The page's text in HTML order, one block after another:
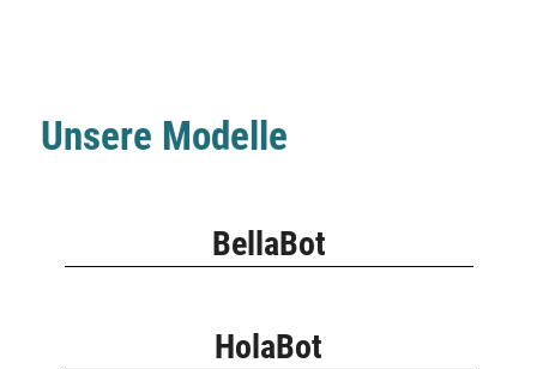
Unsere Modelle
BellaBot
HolaBot